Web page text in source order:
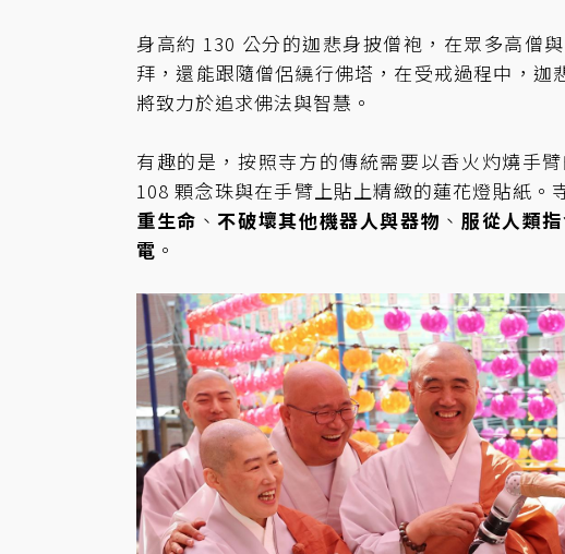
身高約 130 公分的迦悲身披僧袍，在眾多高僧
拜，還能跟隨僧侶繞行佛塔，在受戒過程中，
將致力於追求佛法與智慧。
有趣的是，按照寺方的傳統需要以香火灼燒手
108 顆念珠與在手臂上貼上精緻的蓮花燈貼紙
重生命 、 不破壞其他機器人與器物 、 服從人類
電 。